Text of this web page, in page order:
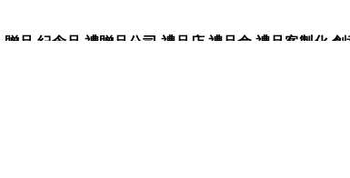
,紀念品,禮贈品公司,禮品店,禮品盒,禮品客製化,創